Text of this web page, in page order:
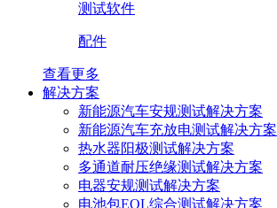
测试软件
配件
查看更多
解决方案
新能源汽车安规测试解决方案
新能源汽车充放电测试解决方案
热水器阳极测试解决方案
多通道耐压绝缘测试解决方案
电器安规测试解决方案
电池包EOL综合测试解决方案